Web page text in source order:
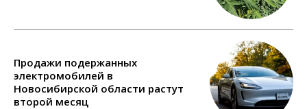
Продажи подержанных
электромобилей в
Новосибирской области растут
второй месяц